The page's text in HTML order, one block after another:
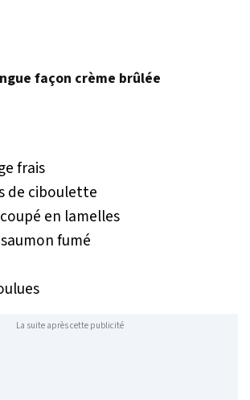
façon crème brûlée
frais
de ciboulette
en lamelles
fumé
La suite après cette publicité